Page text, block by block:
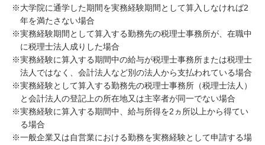
※大学院に通学した期間を実務経験期間として算入しなければ2
年を満たさない場合
※実務経験期間として算入する勤務先の税理士事務所が、在職中
に税理士法人成りした場合
※実務経験に算入する期間中の給与が税理士事務所または税理士
法人ではなく、会計法人など別の法人から支払われている場合
※実務経験として算入する勤務先の税理士事務所（税理士法人）
と会計法人の登記上の所在地又は主宰者が同一でない場合
※実務経験に算入する期間中、給与所得を2ヵ所以上から得てい
る場合
※一般企業又は自営業における勤務を実務経験として申請する場